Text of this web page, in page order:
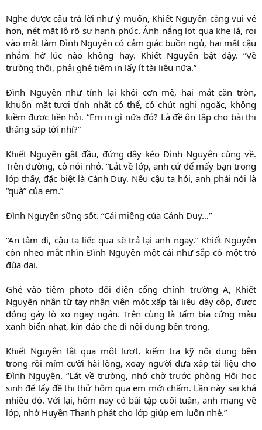
Nghe được câu trả lời như ý muốn, Khiết Nguyên càng vui vẻ
hơn, nét mặt lộ rõ sự hạnh phúc. Ánh nắng lọt qua khe lá, rọi
vào mắt làm Đình Nguyên có cảm giác buồn ngủ, hai mắt cậu
nhắm hờ lúc nào không hay. Khiết Nguyên bật dậy. “Về
trường thôi, phải ghé tiệm in lấy ít tài liệu nữa.”
Đình Nguyên như tỉnh lại khỏi cơn mê, hai mắt căn tròn,
khuôn mặt tươi tỉnh nhất có thể, có chút nghi ngoặc, không
kiềm được liền hỏi. “Em in gì nữa đó? Là đề ôn tập cho bài thi
tháng sắp tới nhỉ?”
Khiết Nguyên gật đầu, đứng dậy kéo Đình Nguyên cùng về.
Trên đường, cô nói nhỏ. “Lát về lớp, anh cứ để mấy bạn trong
lớp thấy, đặc biệt là Cảnh Duy. Nếu cậu ta hỏi, anh phải nói là
“quà” của em.”
Đình Nguyên sững sốt. “Cái miệng của Cảnh Duy…”
“An tâm đi, cậu ta liếc qua sẽ trả lại anh ngay.” Khiết Nguyên
còn nheo mắt nhìn Đình Nguyên một cái như sắp có một trò
đùa dai.
Ghé vào tiệm photo đối diện cổng chính trường A, Khiết
Nguyên nhận từ tay nhân viên một xấp tài liệu dày cộp, được
đóng gáy lò xo ngay ngắn. Trên cùng là tấm bìa cứng màu
xanh biển nhạt, kín đáo che đi nội dung bên trong.
Khiết Nguyên lật qua một lượt, kiểm tra kỹ nội dung bên
trong rồi mỉm cười hài lòng, xoay người đưa xấp tài liệu cho
Đình Nguyên. “Lát về trường, nhớ chờ trước phòng Hội học
sinh để lấy đề thi thử hôm qua em mới chấm. Lần này sai khá
nhiều đó. Với lại, hôm nay có bài tập cuối tuần, anh mang về
lớp, nhờ Huyền Thanh phát cho lớp giúp em luôn nhé.”